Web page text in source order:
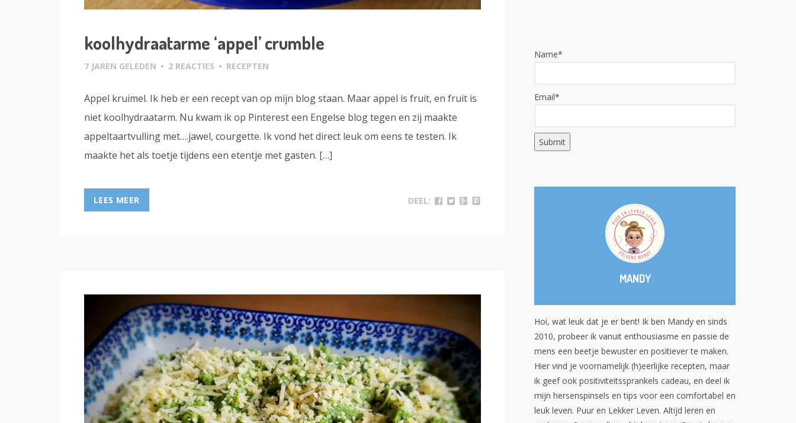
koolhydraatarme ‘appel’ crumble
7 JAREN GELEDEN • 2 REACTIES • RECEPTEN
Appel kruimel. Ik heb er een recept van op mijn blog staan. Maar appel is fruit, en fruit is
niet koolhydraatarm. Nu kwam ik op Pinterest een Engelse blog tegen en zij maakte
appeltaartvulling met….jawel, courgette. Ik vond het direct leuk om eens te testen. Ik
maakte het als toetje tijdens een etentje met gasten. […]
LEES MEER DEEL:
Name*
Email*
MANDY
Hoi, wat leuk dat je er bent! Ik ben Mandy en sinds
2010, probeer ik vanuit enthousiasme en passie de
mens een beetje bewuster en positiever te maken.
Hier vind je voornamelijk (h)eerlijke recepten, maar
ik geef ook positiviteitssprankels cadeau, en deel ik
mijn hersenspinsels en tips voor een comfortabel en
leuk leven. Puur en Lekker Leven. Altijd leren en